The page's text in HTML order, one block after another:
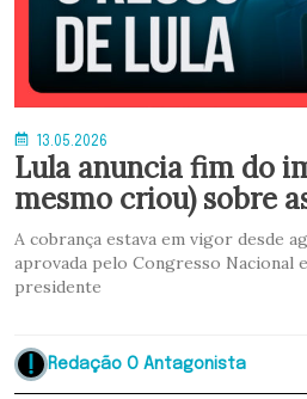
13.05.2026
Lula anuncia fim do
mesmo criou) sobre
A cobrança estava em vigor desde
aprovada pelo Congresso Nacional
presidente
Redação O Antagonista